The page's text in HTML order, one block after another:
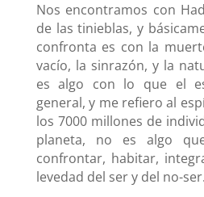
Nos encontramos con
de las tinieblas, y
confronta es con la
vacío, la sinrazón, y la
es algo con lo que el
general, y me refiero al
los 7000 millones de
planeta, no es algo
confrontar, habitar,
levedad del ser y del no-ser.